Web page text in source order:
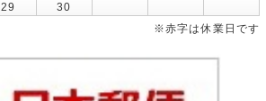
29
30
※赤字は休業日です